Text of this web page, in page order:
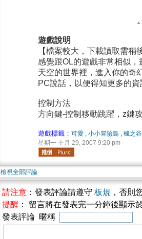
遊戲說明
【檔案較大，下載讀取需稍
感覺跟OL的遊戲非常相似
天空的世界裡，進入你的奇
PC說話，以便得知更多的資
控制方法
方向鍵-控制移動跳躍，z鍵
遊戲標籤：可愛 ,小小冒險島 ,楓之谷
星期一 十月 29, 2007 9:20 pm
檢視全部評論
請注意 ：發表評論請遵守 板規 ，否則
提醒 ： 留言將在發表完一分鐘後顯示
發表評論 暱稱